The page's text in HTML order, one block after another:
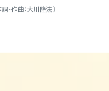
・作曲：大川隆法）